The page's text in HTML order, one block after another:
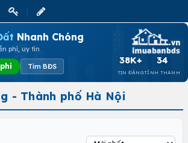
Nhanh Chóng
phí, uy tín
Tìm BĐS
38K+
TIN ĐĂNG
34
TỈNH THÀNH
- Thành phố Hà Nội